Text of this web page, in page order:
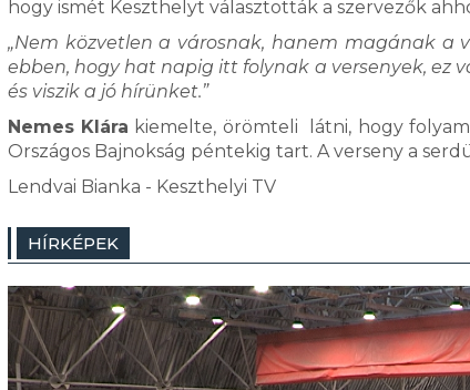
hogy ismét Keszthelyt választották a szervezők
„Nem közvetlen a városnak, hanem magának
ebben, hogy hat napig itt folynak a versenyek, ez
és viszik a jó hírünket.”
Nemes Klára kiemelte, örömteli látni, hogy
Országos Bajnokság péntekig tart. A verseny a
Lendvai Bianka - Keszthelyi TV
HÍRKÉPEK